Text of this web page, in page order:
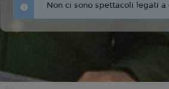
Non ci sono spettacoli legati a